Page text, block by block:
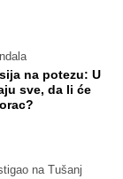
na potezu: U
sve, da li će
na Tušanj